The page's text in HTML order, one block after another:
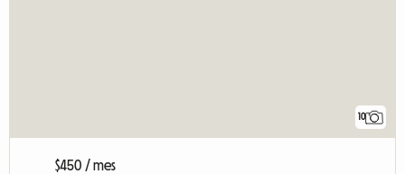
10
$450 / mes